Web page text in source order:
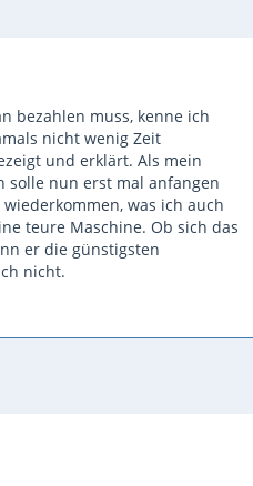
bezahlen muss, kenne ich
nicht wenig Zeit
und erklärt. Als mein
solle nun erst mal anfangen
was ich auch
teure Maschine. Ob sich das
er die günstigsten
nicht.